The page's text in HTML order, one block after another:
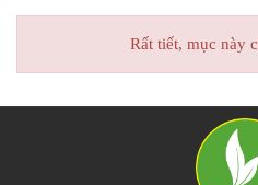
Rất tiết, mục này